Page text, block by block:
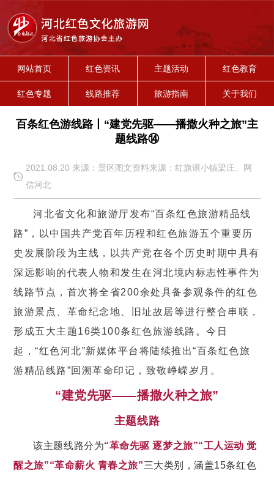
网站首页 红色资讯 主题活动 红色教育
红色专题 线路推荐 旅游指南 关于我们
百条红色游线路丨“建党先驱——播撒火种之旅”主
题线路⑭
2021.08.20 来源：景区图文资料来源：红旗谱小镇梁庄、网
信河北
河北省文化和旅游厅发布“百条红色旅游精品线
路”，以中国共产党百年历程和红色旅游五个重要历
史发展阶段为主线，以共产党在各个历史时期中具有
深远影响的代表人物和发生在河北境内标志性事件为
线路节点，首次将全省200余处具备参观条件的红色
旅游景点、革命纪念地、旧址故居等进行整合串联，
形成五大主题16类100条红色旅游线路。今日
起，“红色河北”新媒体平台将陆续推出“百条红色旅
游精品线路”回溯革命印记，致敬峥嵘岁月。
“建党先驱——播撒火种之旅”
主题线路
该主题线路分为“革命先驱 逐梦之旅”“工人运动 觉
醒之旅”“革命薪火 青春之旅”三大类别，涵盖15条红色